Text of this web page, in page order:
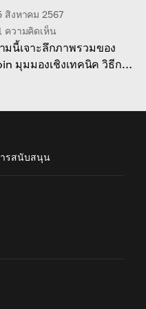
สิงหาคม 2567
ความคิดเห็น
มนี้เจาะลึกภาพรวมของ
มุมมองเชิงเทคนิค วิธีการ
ารสนับสนุน